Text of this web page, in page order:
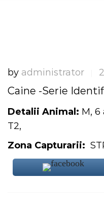
by administrator
Caine -Serie
Detalii Animal: M,
T2,
Zona Capturarii: